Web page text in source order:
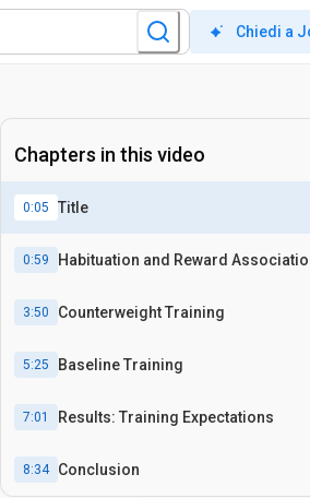
Chiedi a
Chapters in this video
0:05 Title
0:59 Habituation and Reward
3:50 Counterweight Training
5:25 Baseline Training
7:01 Results: Training Expectations
8:34 Conclusion